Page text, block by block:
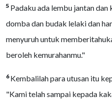
5 Padaku ada lembu jantan dan
domba dan budak lelaki dan
menyuruh untuk
beroleh kemurahanmu."
6 Kembalilah para utusan itu
"Kami telah sampai kepada